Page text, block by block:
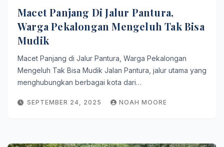
Macet Panjang Di Jalur Pantura,
Warga Pekalongan Mengeluh Tak Bisa
Mudik
Macet Panjang di Jalur Pantura, Warga Pekalongan
Mengeluh Tak Bisa Mudik Jalan Pantura, jalur utama yang
menghubungkan berbagai kota dari…
SEPTEMBER 24, 2025 NOAH MOORE